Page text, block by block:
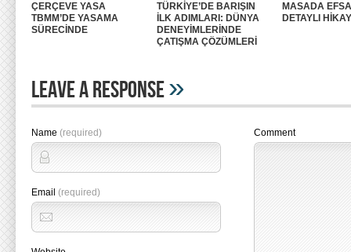
ÇERÇEVE YASA
TBMM’DE YASAMA
SÜRECİNDE
TÜRKİYE’DE BARIŞIN
İLK ADIMLARI: DÜNYA
DENEYİMLERİNDE
ÇATIŞMA ÇÖZÜMLERİ
MASADA
DETAYLI
Leave A Response»
Name (required)
Email (required)
Comment